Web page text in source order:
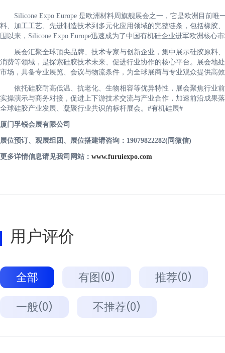
Silicone Expo Europe 是欧洲材料周旗舰展会之一，它是欧洲目前唯
料、加工工艺、先进制造技术到多元化应用领域的完整链条，包括橡胶
围以来，Silicone Expo Europe迅速成为了中国有机硅企业进军欧洲核心
展会汇聚全球顶尖品牌、技术专家与创新企业，集中展示硅胶原料
消费等领域，是探索硅胶技术未来、促进行业协作的核心平台。展会地
市场，具备专业展览、会议与物流条件，为全球展商与专业观众提供高
依托硅胶耐高低温、抗老化、生物相容等优异特性，展会聚焦行业
实操演示与商务对接，促进上下游技术交流与产业合作，加速前沿成果
全球硅胶产业发展、凝聚行业共识的标杆展会。#有机硅展#
厦门孚锐会展有限公司
展位预订、观展组团 、 展位搭建请咨询： 19079822282(同微信)
更多详情信息请见我司 网站 ： www.furuiexpo.com
用户评价
全部 有图(0) 推荐(0)
一般(0) 不推荐(0)